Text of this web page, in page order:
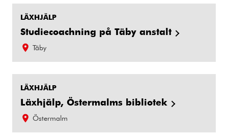
LÄXHJÄLP
Studiecoachning på Täby anstalt
Täby
LÄXHJÄLP
Läxhjälp, Östermalms bibliotek
Östermalm